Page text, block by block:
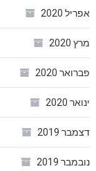
אפריל 2020
מרץ 2020
פברואר 2020
ינואר 2020
דצמבר 2019
נובמבר 2019